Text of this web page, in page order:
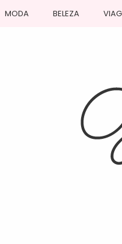
MODA BELEZA